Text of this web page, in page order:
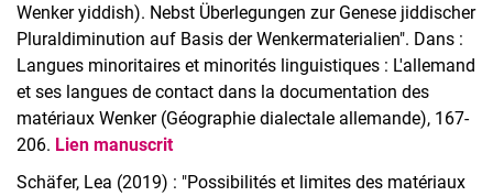
Wenker yiddish). Nebst Überlegungen zur Genese jiddischer
Pluraldiminution auf Basis der Wenkermaterialien". Dans :
Langues minoritaires et minorités linguistiques : L'allemand
et ses langues de contact dans la documentation des
matériaux Wenker (Géographie dialectale allemande), 167-
206. Lien manuscrit
Schäfer, Lea (2019) : "Possibilités et limites des matériaux